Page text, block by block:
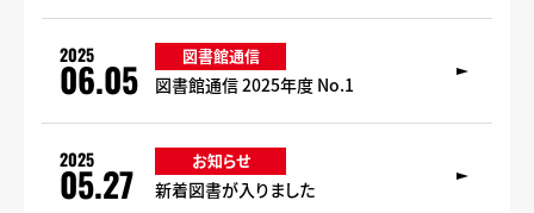
2025
06.05 図書館通信
図書館通信 2025年度 No.1
2025
05.27 お知らせ
新着図書が入りました